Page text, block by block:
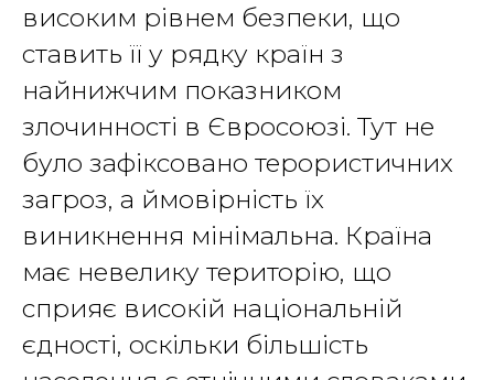
високим рівнем безпеки, що
ставить її у рядку країн з
найнижчим показником
злочинності в Євросоюзі. Тут не
було зафіксовано терористичних
загроз, а ймовірність їх
виникнення мінімальна. Країна
має невелику територію, що
сприяє високій національній
єдності, оскільки більшість